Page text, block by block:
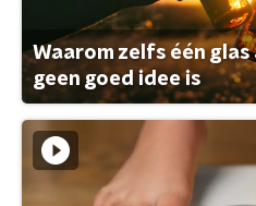
Waarom zelfs één
geen goed idee is